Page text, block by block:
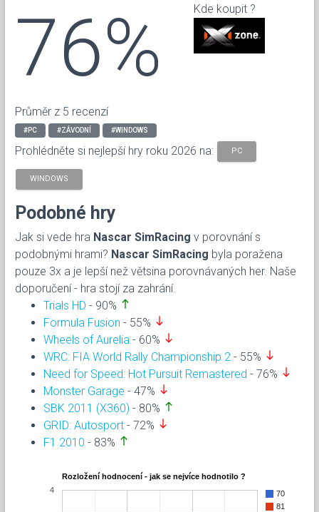
76%
Průměr z 5 recenzí
Kde koupit ?
#PC #ZÁVODNÍ #WINDOWS
Prohlédněte si nejlepší hry roku 2026 na: PC
WINDOWS
Podobné hry
Jak si vede hra Nascar SimRacing v porovnání s
podobnými hrami? Nascar SimRacing byla poražena
pouze 3x a je lepší než větsina porovnávaných her. Naše
doporučení - hra stojí za zahrání.
Trials HD - 90% north
Formula Fusion - 55% south
Wheels of Aurelia - 60% south
WRC: FIA World Rally Championship 2 - 55% south
Need for Speed: Hot Pursuit Remastered - 76% south
Monster Garage - 47% south
SBK 2011 (X360) - 80% north
GRID: Autosport - 72% south
F1 2010 - 83% north
Rozložení hodnocení - jak se nejvíce hodnotilo ?
70
81
4